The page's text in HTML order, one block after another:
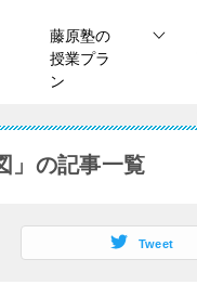
藤原塾の
授業プラ
ン
」の記事一覧
Tweet